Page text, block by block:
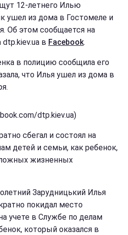
12-летнего Илью
ушел из дома в Гостомеле и
Об этом сообщается на
в Facebook.
в полицию сообщила его
что Илья ушел из дома в
dtp.kiev.ua)
сбегал и состоял на
детей и семьи, как ребенок,
жизненных
Зарудницький Илья
покидал место
учете в Службе по делам
который оказался в